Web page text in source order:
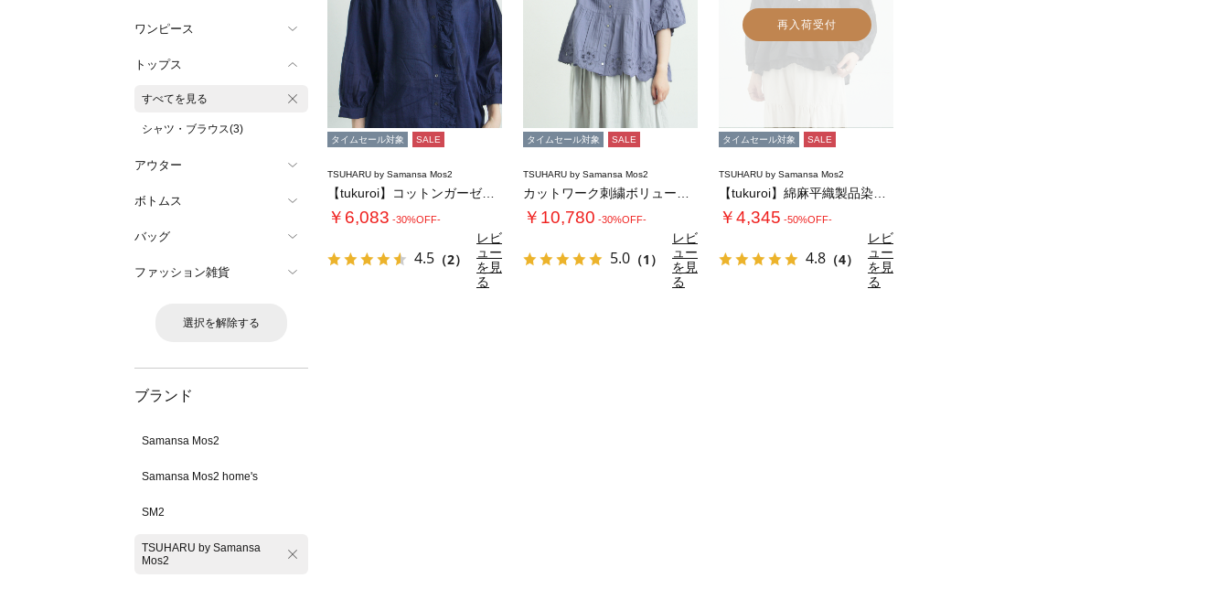
ワンピース
トップス
すべてを見る
シャツ・ブラウス(3)
アウター
ボトムス
バッグ
ファッション雑貨
選択を解除する
ブランド
Samansa Mos2
Samansa Mos2 home's
SM2
TSUHARU by Samansa
Mos2
タイムセール対象 SALE
TSUHARU by Samansa Mos2
【tukuroi】コットンガーゼデニムフリル…
￥6,083 -30%OFF-
4.5 （2）
レビ
ュー
を見
る
タイムセール対象 SALE
TSUHARU by Samansa Mos2
￥10,780 -30%OFF-
5.0 （1）
レビ
ュー
を見
る
再入荷受付
タイムセール対象 SALE
TSUHARU by Samansa Mos2
￥4,345 -50%OFF-
4.8 （4）
レビ
ュー
を見
る